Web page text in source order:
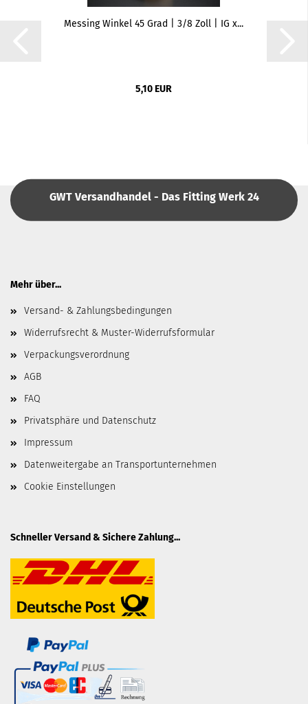
Messing Winkel 45 Grad | 3/8 Zoll | IG x...
5,10 EUR
GWT Versandhandel - Das Fitting Werk 24
Mehr über...
Versand- & Zahlungsbedingungen
Widerrufsrecht & Muster-Widerrufsformular
Verpackungsverordnung
AGB
FAQ
Privatsphäre und Datenschutz
Impressum
Datenweitergabe an Transportunternehmen
Cookie Einstellungen
Schneller Versand & Sichere Zahlung...